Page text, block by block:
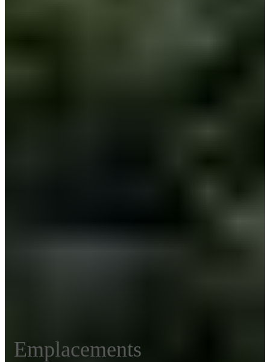
Emplacements